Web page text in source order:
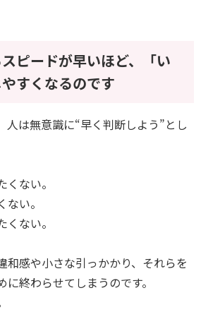
ピードが早いほど、「い
すくなるのです
人は無意識に“早く判断しよう”とし
くない。
ない。
くない。
和感や小さな引っかかり、それらを
終わらせてしまうのです。